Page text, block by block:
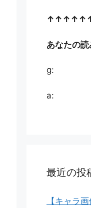
あなたの読
g:
a:
最近の投
【キャラ